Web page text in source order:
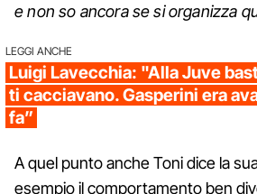
e non so ancora se si organizza
LEGGI ANCHE
Luigi Lavecchia: "Alla Juve
ti cacciavano. Gasperini era
fa”
A quel punto anche Toni dice la
esempio il comportamento ben